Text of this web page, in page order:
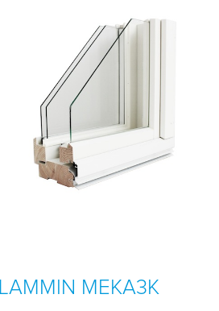
LAMMIN MEKA3K